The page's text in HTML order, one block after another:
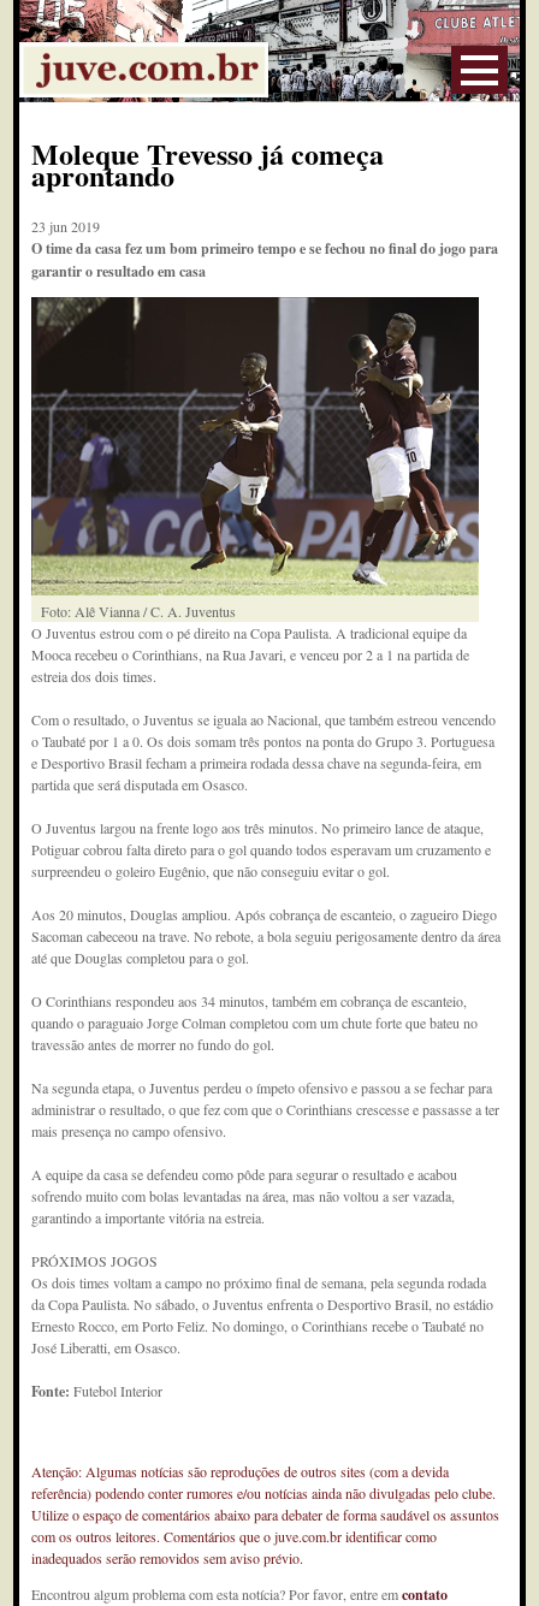
Moleque Trevesso já começa
aprontando
23 jun 2019
O time da casa fez um bom primeiro tempo e se fechou no final do jogo para
garantir o resultado em casa
Foto: Alê Vianna / C. A. Juventus
O Juventus estrou com o pé direito na Copa Paulista. A tradicional equipe da
Mooca recebeu o Corinthians, na Rua Javari, e venceu por 2 a 1 na partida de
estreia dos dois times.
Com o resultado, o Juventus se iguala ao Nacional, que também estreou vencendo
o Taubaté por 1 a 0. Os dois somam três pontos na ponta do Grupo 3. Portuguesa
e Desportivo Brasil fecham a primeira rodada dessa chave na segunda-feira, em
partida que será disputada em Osasco.
O Juventus largou na frente logo aos três minutos. No primeiro lance de ataque,
Potiguar cobrou falta direto para o gol quando todos esperavam um cruzamento e
surpreendeu o goleiro Eugênio, que não conseguiu evitar o gol.
Aos 20 minutos, Douglas ampliou. Após cobrança de escanteio, o zagueiro Diego
Sacoman cabeceou na trave. No rebote, a bola seguiu perigosamente dentro da área
até que Douglas completou para o gol.
O Corinthians respondeu aos 34 minutos, também em cobrança de escanteio,
quando o paraguaio Jorge Colman completou com um chute forte que bateu no
travessão antes de morrer no fundo do gol.
Na segunda etapa, o Juventus perdeu o ímpeto ofensivo e passou a se fechar para
administrar o resultado, o que fez com que o Corinthians crescesse e passasse a ter
mais presença no campo ofensivo.
A equipe da casa se defendeu como pôde para segurar o resultado e acabou
sofrendo muito com bolas levantadas na área, mas não voltou a ser vazada,
garantindo a importante vitória na estreia.
PRÓXIMOS JOGOS
Os dois times voltam a campo no próximo final de semana, pela segunda rodada
da Copa Paulista. No sábado, o Juventus enfrenta o Desportivo Brasil, no estádio
Ernesto Rocco, em Porto Feliz. No domingo, o Corinthians recebe o Taubaté no
José Liberatti, em Osasco.
Fonte:Futebol Interior
Atenção: Algumas notícias são reproduções de outros sites (com a devida
referência) podendo conter rumores e/ou notícias ainda não divulgadas pelo clube.
Utilize o espaço de comentários abaixo para debater de forma saudável os assuntos
com os outros leitores. Comentários que o juve.com.br identificar como
inadequados serão removidos sem aviso prévio.
Encontrou algum problema com esta notícia? Por favor, entre emcontato